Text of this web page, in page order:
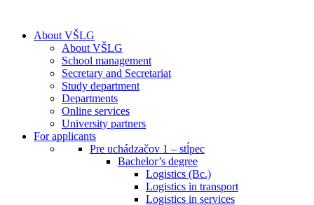
About VŠLG
About VŠLG
School management
Secretary and Secretariat
Study department
Departments
Online services
University partners
For applicants
Pre uchádzačov 1 – stĺpec
Bachelor’s degree
Logistics (Bc.)
Logistics in transport
Logistics in services